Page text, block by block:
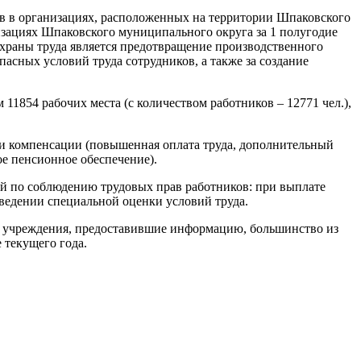
в организациях, расположенных на территории Шпаковского
Шпаковского муниципального округа за 1 полугодие
труда является предотвращение производственного
условий труда сотрудников, а также за создание
рабочих места (с количеством работников – 12771 чел.),
компенсации (повышенная оплата труда, дополнительный
пенсионное обеспечение).
по соблюдению трудовых прав работников: при выплате
специальной оценки условий труда.
предоставившие информацию, большинство из
года.